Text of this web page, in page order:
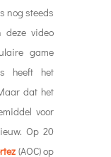
nog steeds
deze video
game
heeft het
dat het
voor
Op 20
(AOC) op